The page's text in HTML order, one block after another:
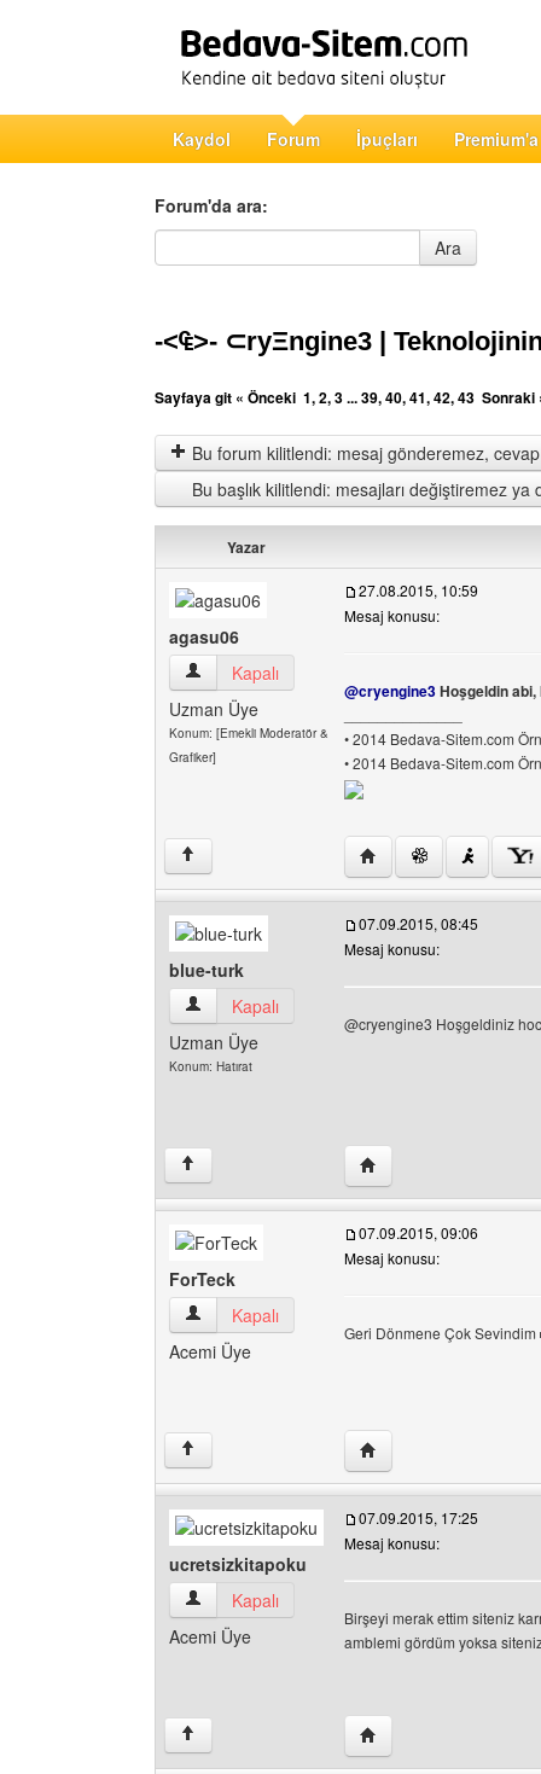
Kaydol Forum İpuçları
Forum'da ara:
Forum'da ara
Ara
-<₠>- ⊂ryΞngine3 | Teknolojinin
Sayfaya git « Önceki 1,2,3...39,40,41,42,43 Sonraki
Bu forum kilitlendi: mesaj gönderemez,
Bu başlık kilitlendi: mesajları değiştiremez ya
Yazar
agasu06
agasu06 Kullanıcının profilini görüntüle
Kapalı
Uzman Üye
Konum: [Emekli Moderatör &
Grafiker]
27.08.2015, 10:59
Mesaj konusu:
@cryengine3Hoşgeldin abi,
• 2014 Bedava-Sitem.com
• 2014 Bedava-Sitem.com
↑ Yazarın web sitesini
blue-turk
blue-turk Kullanıcının profilini görüntüle
Kapalı
Uzman Üye
Konum: Hatırat
07.09.2015, 08:45
Mesaj konusu:
@cryengine3 Hoşgeldiniz
↑ Yazarın web sitesini
ForTeck
ForTeck Kullanıcının profilini görüntüle
Kapalı
Acemi Üye
07.09.2015, 09:06
Mesaj konusu:
Geri Dönmene Çok Sevindim
↑ Yazarın web sitesini
ucretsizkitapoku
ucretsizkitapoku Kullanıcının profilini görüntüle
Kapalı
Acemi Üye
07.09.2015, 17:25
Mesaj konusu:
Birşeyi merak ettim siteniz
amblemi gördüm yoksa
↑ Yazarın web sitesini